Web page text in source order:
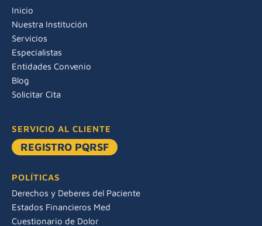
Inicio
Nuestra Institución
Servicios
Especialistas
Entidades Convenio
Blog
Solicitar Cita
SERVICIO AL CLIENTE
REGISTRO PQRSF
POLÍTICAS
Derechos y Deberes del Paciente
Estados Financieros Med
Cuestionario de Dolor